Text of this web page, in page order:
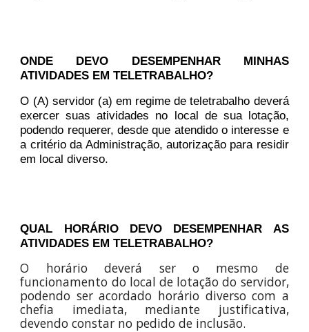
ONDE DEVO DESEMPENHAR MINHAS
ATIVIDADES EM TELETRABALHO?
O (A) servidor (a) em regime de teletrabalho deverá
exercer suas atividades no local de sua lotação,
podendo requerer, desde que atendido o interesse e
a critério da Administração, autorização para residir
em local diverso.
QUAL HORÁRIO DEVO DESEMPENHAR AS
ATIVIDADES EM TELETRABALHO?
O horário deverá ser o mesmo de
funcionamento do local de lotação do servidor,
podendo ser acordado horário diverso com a
chefia imediata, mediante justificativa,
devendo constar no pedido de inclusão.